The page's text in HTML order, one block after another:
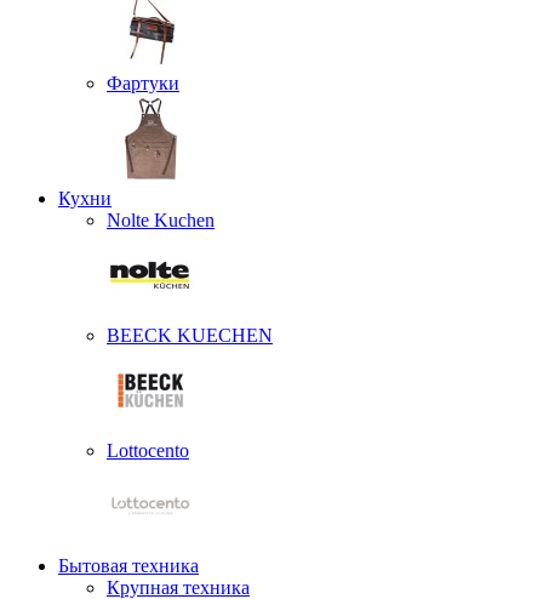
Фартуки
Кухни
Nolte Kuchen
BEECK KUECHEN
Lottocento
Бытовая техника
Крупная техника